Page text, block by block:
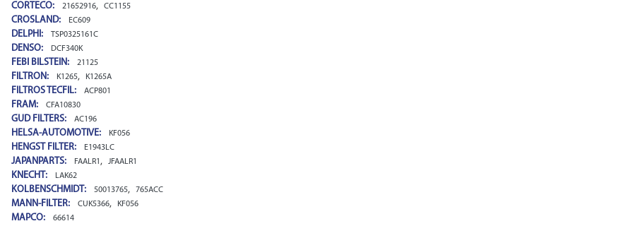
CORTECO: 21652916, CC1155
CROSLAND: EC609
DELPHI: TSP0325161C
DENSO: DCF340K
FEBI BILSTEIN: 21125
FILTRON: K1265, K1265A
FILTROS TECFIL: ACP801
FRAM: CFA10830
GUD FILTERS: AC196
HELSA-AUTOMOTIVE: KF056
HENGST FILTER: E1943LC
JAPANPARTS: FAALR1 , JFAALR1
KNECHT: LAK62
KOLBENSCHMIDT: 50013765, 765ACC
MANN-FILTER: CUK5366, KF056
MAPCO: 66614